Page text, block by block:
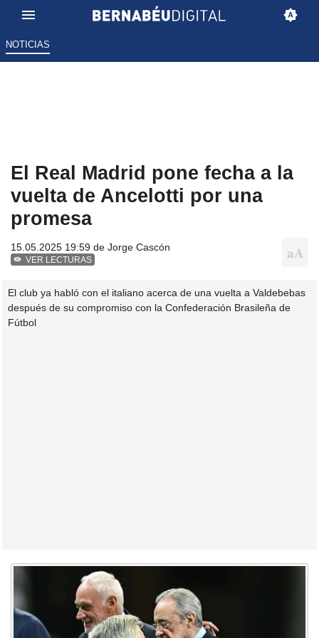
NOTICIAS
El Real Madrid pone fecha a la
vuelta de Ancelotti por una
promesa
15.05.2025 19:59 de Jorge Cascón
VER LECTURAS
El club ya habló con el italiano acerca de una vuelta a Valdebebas
después de su compromiso con la Confederación Brasileña de
Fútbol